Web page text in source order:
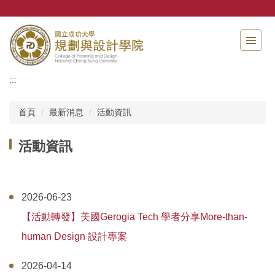
主
要
內
區
:::
首頁 最新消息 活動資訊
活動資訊
2026-06-23
【活動轉發】美國Gerogia Tech 學者分享More-than-
human Design 設計專案
2026-04-14